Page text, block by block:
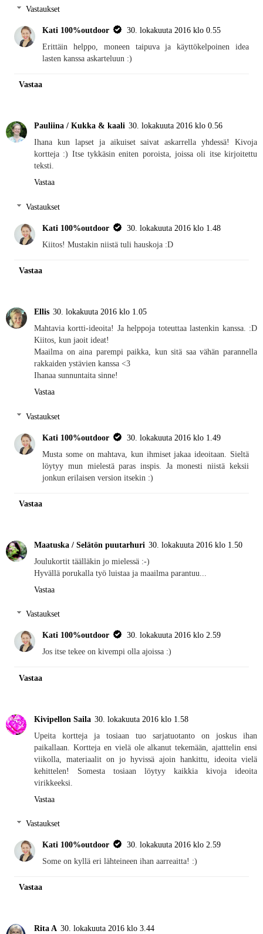
Vastaukset
Kati 100%outdoor
30. lokakuuta 2016 klo 0.55
Erittäin helppo, moneen taipuva ja käyttökelpoinen idea
lasten kanssa askarteluun :)
Vastaa
Pauliina / Kukka & kaali 30. lokakuuta 2016 klo 0.56
Ihana kun lapset ja aikuiset saivat askarrella yhdessä! Kivoja
kortteja :) Itse tykkäsin eniten poroista, joissa oli itse kirjoitettu
teksti.
Vastaa
Vastaukset
Kati 100%outdoor
30. lokakuuta 2016 klo 1.48
Kiitos! Mustakin niistä tuli hauskoja :D
Vastaa
Ellis 30. lokakuuta 2016 klo 1.05
Mahtavia kortti-ideoita! Ja helppoja toteuttaa lastenkin kanssa. :D
Kiitos, kun jaoit ideat!
Maailma on aina parempi paikka, kun sitä saa vähän parannella
rakkaiden ystävien kanssa <3
Ihanaa sunnuntaita sinne!
Vastaa
Vastaukset
Kati 100%outdoor
30. lokakuuta 2016 klo 1.49
Musta some on mahtava, kun ihmiset jakaa ideoitaan. Sieltä
löytyy mun mielestä paras inspis. Ja monesti niistä keksii
jonkun erilaisen version itsekin :)
Vastaa
Maatuska / Selätön puutarhuri 30. lokakuuta 2016 klo 1.50
Joulukortit täälläkin jo mielessä :-)
Hyvällä porukalla työ luistaa ja maailma parantuu...
Vastaa
Vastaukset
Kati 100%outdoor
30. lokakuuta 2016 klo 2.59
Jos itse tekee on kivempi olla ajoissa :)
Vastaa
Kivipellon Saila 30. lokakuuta 2016 klo 1.58
Upeita kortteja ja tosiaan tuo sarjatuotanto on joskus ihan
paikallaan. Kortteja en vielä ole alkanut tekemään, ajatttelin ensi
viikolla, materiaalit on jo hyvissä ajoin hankittu, ideoita vielä
kehittelen! Somesta tosiaan löytyy kaikkia kivoja ideoita
virikkeeksi.
Vastaa
Vastaukset
Kati 100%outdoor
30. lokakuuta 2016 klo 2.59
Some on kyllä eri lähteineen ihan aarreaitta! :)
Vastaa
Rita A 30. lokakuuta 2016 klo 3.44